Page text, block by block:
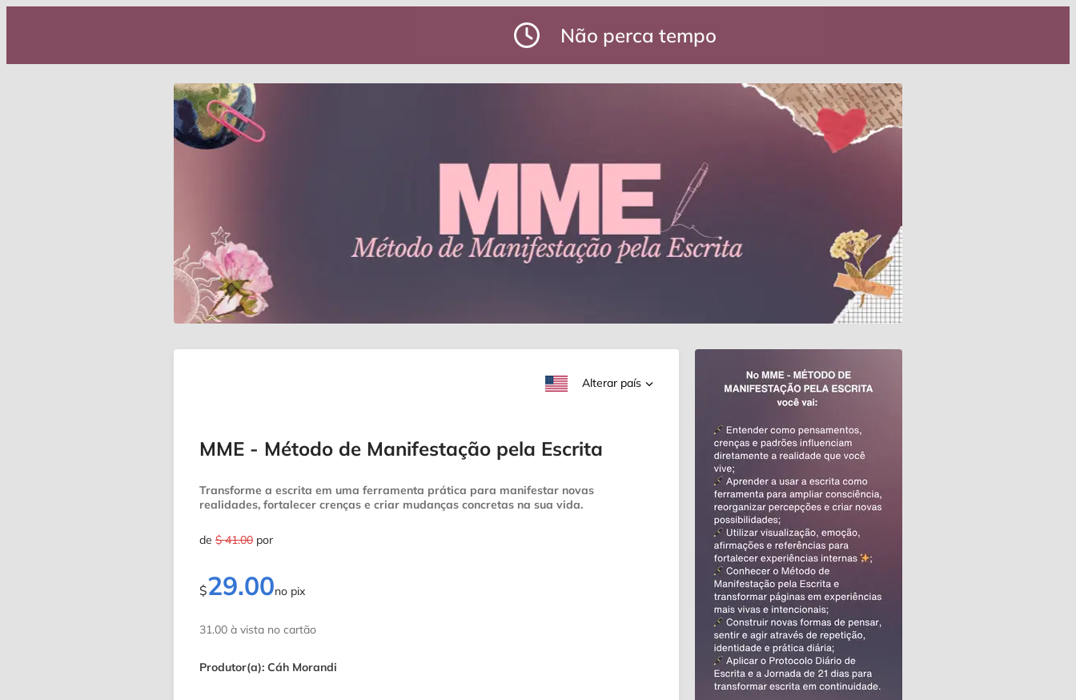
Não perca tempo
Alterar país
MME - Método de Manifestação pela Escrita
Transforme a escrita em uma ferramenta prática para manifestar novas
realidades, fortalecer crenças e criar mudanças concretas na sua vida.
de $ 41.00 por
$29.00no pix
31.00 à vista no cartão
Produtor(a): Cáh Morandi